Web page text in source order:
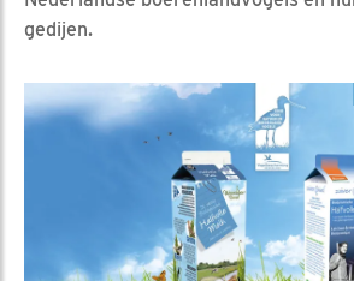
gedijen.